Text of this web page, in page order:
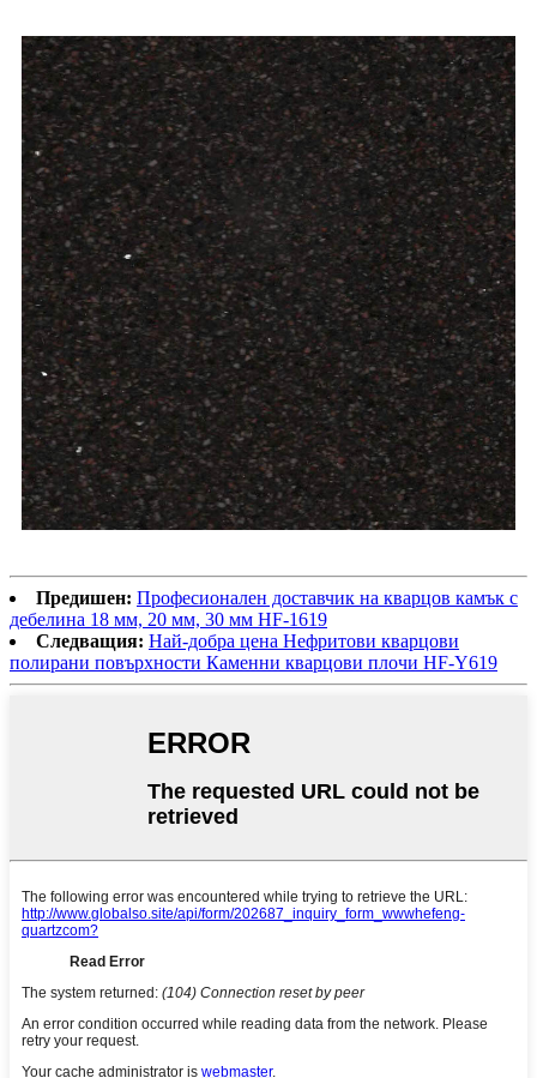
Предишен: Професионален доставчик на кварцов камък с
дебелина 18 мм, 20 мм, 30 мм HF-1619
Следващия: Най-добра цена Нефритови кварцови
полирани повърхности Каменни кварцови плочи HF-Y619